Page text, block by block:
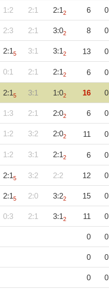
1:2 2:1 2:12 6 0
2:3 2:1 3:02 8 0
2:15 3:1 3:12 13 0
0:1 2:1 2:12 6 0
2:15 3:1 1:02 16 0
1:3 2:1 2:02 6 0
1:2 3:2 2:02 11 0
1:2 3:1 2:12 6 0
2:15 3:2 2:2 12 0
2:15 2:0 3:22 15 0
0:3 2:1 3:12 11 0
0 0
0 0
0 0